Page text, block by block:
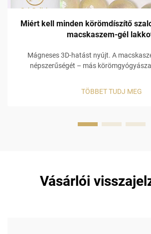
Miért kell minden körömdíszítő
macskaszem-gél
Mágneses 3D-hatást nyújt. A
népszerűségét – más
mágneses hatás biztosítja! A
TÖBBET TUDJ MEG
Vásárlói